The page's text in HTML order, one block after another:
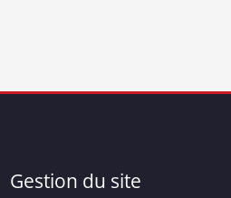
Gestion du site